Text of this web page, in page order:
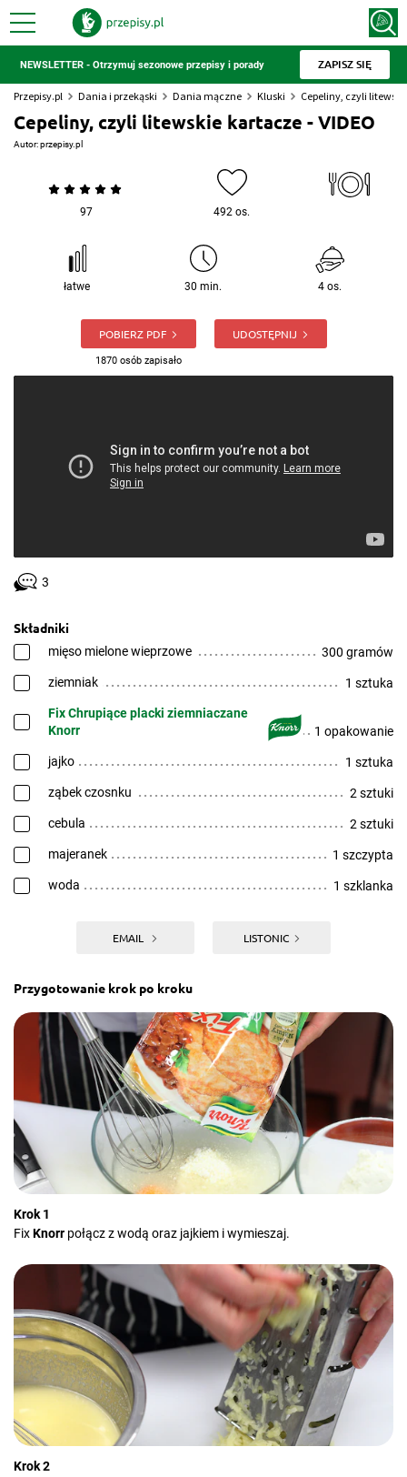
NEWSLETTER - Otrzymuj sezonowe przepisy i porady ZAPISZ SIĘ
Przepisy.pl Dania i przekąski Dania mączne Kluski Cepeliny, czyli
Cepeliny, czyli litewskie kartacze - VIDEO
Autor:przepisy.pl
97 492 os.
łatwe 30 min. 4 os.
POBIERZ PDF
1870 osób zapisało
UDOSTĘPNIJ
3
Składniki
mięso mielone wieprzowe 300 gramów
ziemniak 1 sztuka
Fix Chrupiące placki ziemniaczane
Knorr
1 opakowanie
jajko 1 sztuka
ząbek czosnku 2 sztuki
cebula 2 sztuki
majeranek 1 szczypta
woda 1 szklanka
EMAIL LISTONIC
Przygotowanie krok po kroku
Krok 1
FixKnorr połącz z wodą oraz jajkiem i wymieszaj.
Krok 2